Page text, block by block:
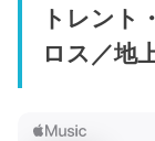
トレント
ロス／地